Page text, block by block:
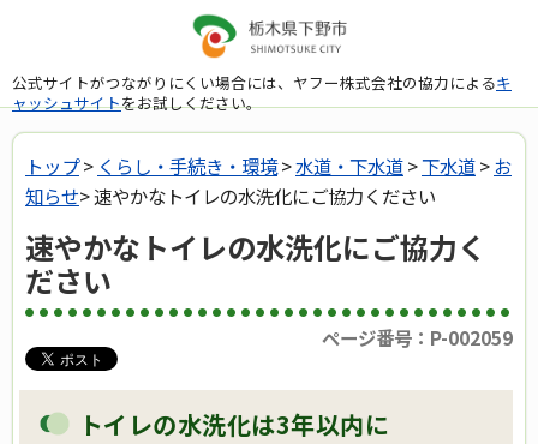
公式サイトがつながりにくい場合には、ヤフー株式会社の協力によるキ
ャッシュサイトをお試しください。
トップ> くらし・手続き・環境>水道・下水道>下水道>お
知らせ> 速やかなトイレの水洗化にご協力ください
速やかなトイレの水洗化にご協力く
ださい
ページ番号：P-002059
トイレの水洗化は3年以内に